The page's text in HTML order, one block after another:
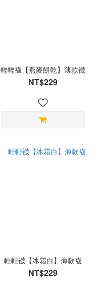
輕輕襪【燕麥餅乾】薄款襪
NT$229
輕輕襪【冰霜白】薄款襪
NT$229